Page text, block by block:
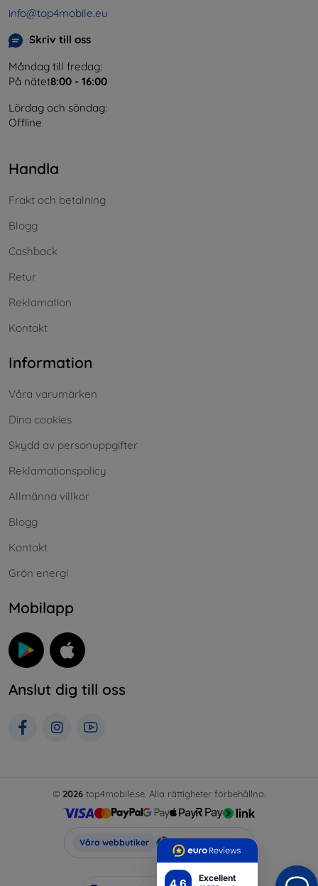
4.6 Excellent
info@top4mobile.eu
Skriv till oss
Måndag till fredag:
På nätet8:00 - 16:00
Lördag och söndag:
Offline
Handla
Frakt och betalning
Blogg
Cashback
Retur
Reklamation
Kontakt
Information
Våra varumärken
Dina cookies
Skydd av personuppgifter
Reklamationspolicy
Allmänna villkor
Blogg
Kontakt
Grön energi
Mobilapp
Anslut dig till oss
© 2026 top4mobile.se. Alla rättigheter förbehållna.
Våra webbutiker Top4Mobile.se